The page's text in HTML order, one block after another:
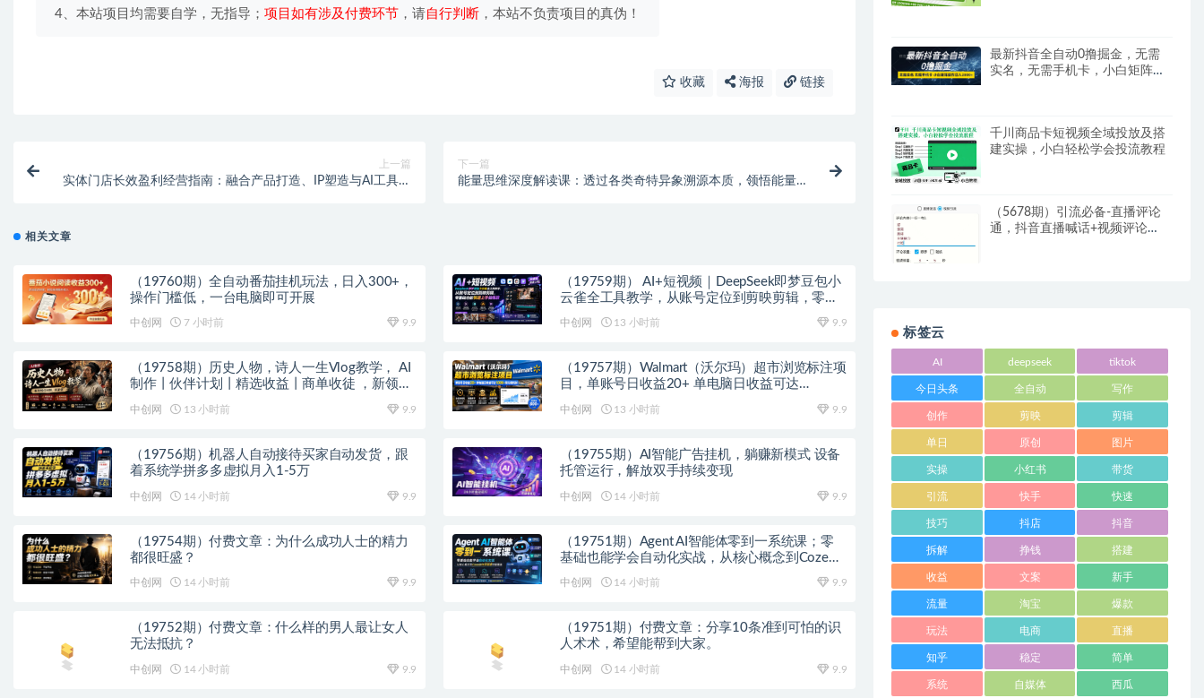
4、本站项目均需要自学，无指导； 项目如有涉及付费环节 ，请自行判断 ，本站不负责项目的真伪！
收藏 海报 链接
上一篇
实体门店长效盈利经营指南：融合产品打造、IP塑造与AI工具，
下一篇
能量思维深度解读课：透过各类奇特异象溯源本质，领悟能量才
相关文章
（19760期）全自动番茄挂机玩法，日入300+，
操作门槛低，一台电脑即可开展
中创网 7 小时前 9.9
（19759期） AI+短视频｜DeepSeek即梦豆包小
云雀全工具教学，从账号定位到剪映剪辑，零基
中创网 13 小时前 9.9
（19758期）历史人物，诗人一生Vlog教学， AI
制作丨伙伴计划丨精选收益丨商单收徒 ，新领域
中创网 13 小时前 9.9
（19757期）Walmart（沃尔玛）超市浏览标注项
目，单账号日收益20+ 单电脑日收益可达
中创网 13 小时前 9.9
（19756期）机器人自动接待买家自动发货，跟
着系统学拼多多虚拟月入1-5万
中创网 14 小时前 9.9
（19755期）AI智能广告挂机，躺赚新模式 设备
托管运行，解放双手持续变现
中创网 14 小时前 9.9
（19754期）付费文章：为什么成功人士的精力
都很旺盛？
中创网 14 小时前 9.9
（19751期）Agent AI智能体零到一系统课；零
基础也能学会自动化实战，从核心概念到Coze工
中创网 14 小时前 9.9
（19752期）付费文章：什么样的男人最让女人
无法抵抗？
中创网 14 小时前 9.9
（19751期）付费文章：分享10条准到可怕的识
人术术，希望能帮到大家。
中创网 14 小时前 9.9
最新抖音全自动0撸掘金，无需
实名，无需手机卡，小白矩阵操
千川商品卡短视频全域投放及搭
建实操，小白轻松学会投流教程
（5678期）引流必备-直播评论
通，抖音直播喊话+视频评论
标签云
AI deepseek tiktok
今日头条 全自动 写作
创作 剪映 剪辑
单日 原创 图片
实操 小红书 带货
引流 快手 快速
技巧 抖店 抖音
拆解 挣钱 搭建
收益 文案 新手
流量 淘宝 爆款
玩法 电商 直播
知乎 稳定 简单
系统 自媒体 西瓜